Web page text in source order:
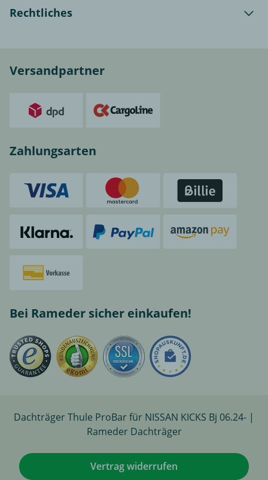
Rechtliches
Versandpartner
Zahlungsarten
Bei Rameder sicher einkaufen!
Dachträger Thule ProBar für NISSAN KICKS Bj 06.24- |
Rameder Dachträger
Vertrag widerrufen